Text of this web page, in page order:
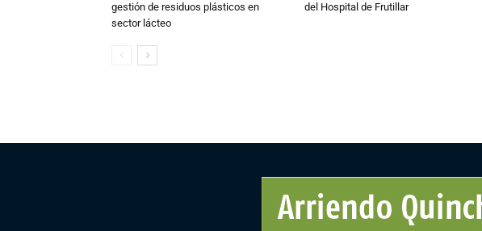
gestión de residuos plásticos en
sector lácteo
del Hospital de Frutillar